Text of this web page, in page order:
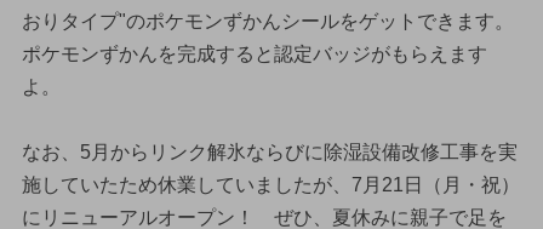
おりタイプ"のポケモンずかんシールをゲットできます。
ポケモンずかんを完成すると認定バッジがもらえます
よ。
なお、5月からリンク解氷ならびに除湿設備改修工事を実
施していたため休業していましたが、7月21日（月・祝）
にリニューアルオープン！ ぜひ、夏休みに親子で足を